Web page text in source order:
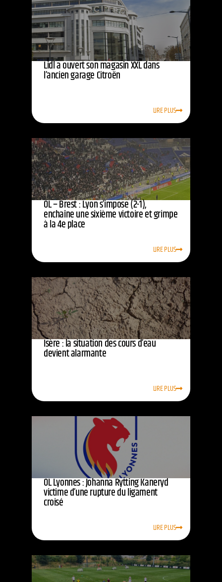
Lidl a ouvert son magasin XXL dans
l’ancien garage Citroën
LIRE PLUS
OL – Brest : Lyon s’impose (2-1),
enchaîne une sixième victoire et grimpe
à la 4e place
LIRE PLUS
Isère : la situation des cours d’eau
devient alarmante
LIRE PLUS
OL Lyonnes : Johanna Rytting Kaneryd
victime d’une rupture du ligament
croisé
LIRE PLUS